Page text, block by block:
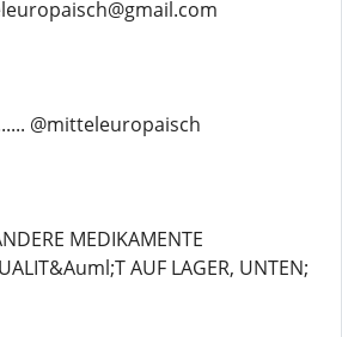
@mitteleuropaisch
MEDIKAMENTE
AUF LAGER, UNTEN;